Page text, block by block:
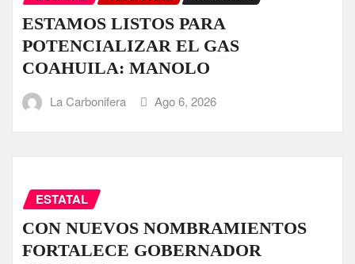
ESTAMOS LISTOS PARA
POTENCIALIZAR EL GAS
COAHUILA: MANOLO
La Carbonifera Ago 6, 2026
ESTATAL
CON NUEVOS NOMBRAMIENTOS
FORTALECE GOBERNADOR